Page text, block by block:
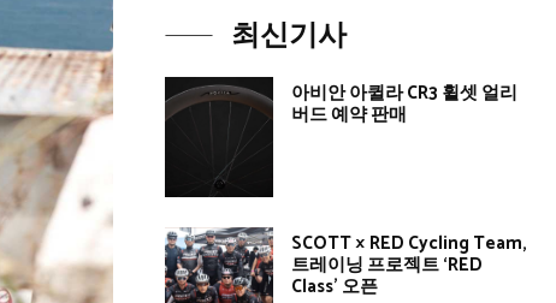
최신기사
아비안 아퀼라 CR3 휠셋 얼리
버드 예약 판매
SCOTT × RED Cycling Team,
트레이닝 프로젝트 ‘RED
Class’ 오픈